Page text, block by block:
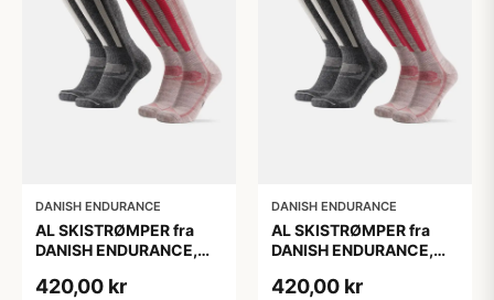
DANISH ENDURANCE
AL SKISTRØMPER fra
DANISH ENDURANCE,
420,00 kr
DANISH ENDURANCE
AL SKISTRØMPER fra
DANISH ENDURANCE,
420,00 kr